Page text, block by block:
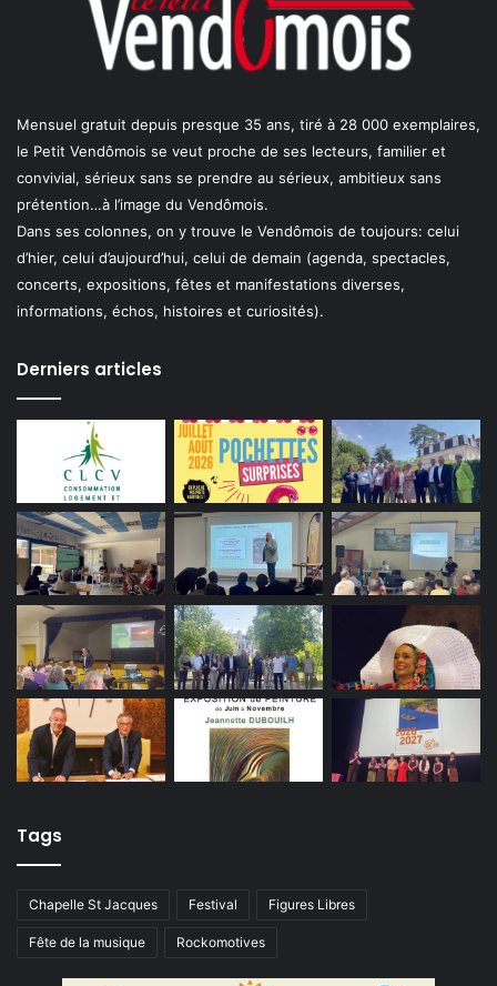
Mensuel gratuit depuis presque 35 ans, tiré à 28 000 exemplaires,
le Petit Vendômois se veut proche de ses lecteurs, familier et
convivial, sérieux sans se prendre au sérieux, ambitieux sans
prétention…à l’image du Vendômois.
Dans ses colonnes, on y trouve le Vendômois de toujours: celui
d’hier, celui d’aujourd’hui, celui de demain (agenda, spectacles,
concerts, expositions, fêtes et manifestations diverses,
informations, échos, histoires et curiosités).
Derniers articles
Tags
Chapelle St Jacques Festival Figures Libres
Fête de la musique Rockomotives